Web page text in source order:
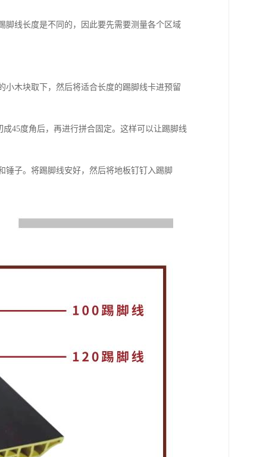
脚线长度是不同的，因此要先需要测量各个区域
小木块取下，然后将适合长度的踢脚线卡进预留
45度角后，再进行拼合固定。这样可以让踢脚线
锤子。将踢脚线安好，然后将地板钉钉入踢脚